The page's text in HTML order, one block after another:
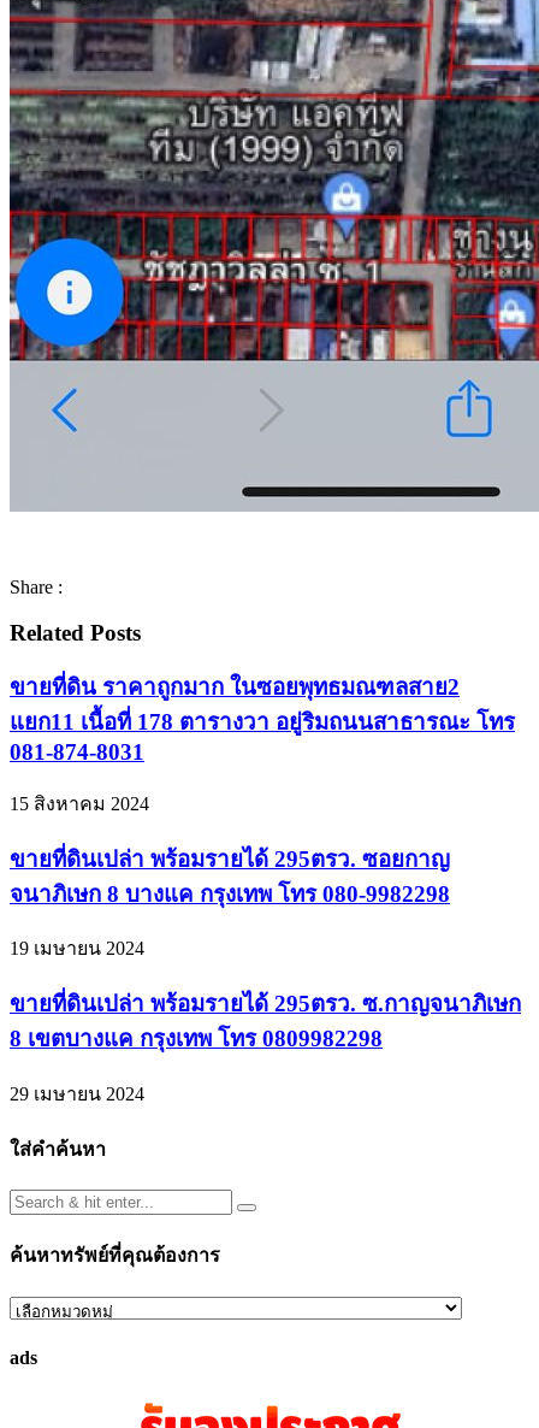
Share :
Related Posts
ขายที่ดิน ราคาถูกมาก ในซอยพุทธมณฑลสาย2
แยก11 เนื้อที่ 178 ตารางวา อยู่ริมถนนสาธารณะ โทร
081-874-8031
15 สิงหาคม 2024
ขายที่ดินเปล่า พร้อมรายได้ 295ตรว. ซอยกาญ
จนาภิเษก 8 บางแค กรุงเทพ โทร 080-9982298
19 เมษายน 2024
ขายที่ดินเปล่า พร้อมรายได้ 295ตรว. ซ.กาญจนาภิเษก
8 เขตบางแค กรุงเทพ โทร 0809982298
29 เมษายน 2024
ใส่คำค้นหา
ค้นหาทรัพย์ที่คุณต้องการ
ค้นหา
ที่
ads